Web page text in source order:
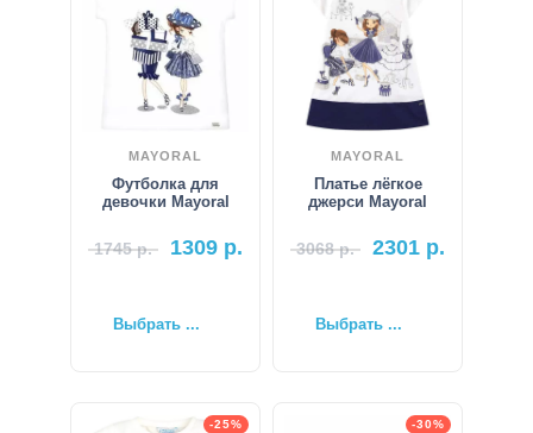
MAYORAL
Футболка для
девочки Mayoral
1745р. 1309 р.
Выбрать ...
MAYORAL
Платье лёгкое
джерси Mayoral
3068р. 2301 р.
Выбрать ...
-25% -30%